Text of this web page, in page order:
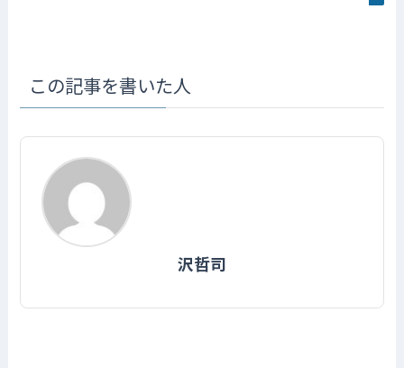
この記事を書いた人
沢哲司